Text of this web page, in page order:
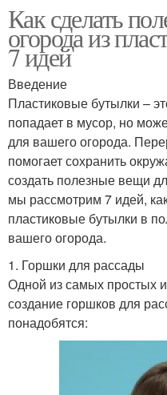
Как сделать
огорода из
7 идей
Введение
Пластиковые бутылки –
попадает в мусор, но
для вашего огорода.
помогает сохранить
создать полезные вещи
мы рассмотрим 7 идей,
пластиковые бутылки в
вашего огорода.
1. Горшки для рассады
Одной из самых простых
создание горшков для
понадобятся: